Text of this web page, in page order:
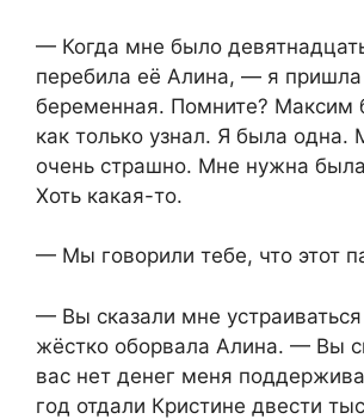
— Когда мне было
перебила её Алина, — я
беременная. Помните? Максим
как только узнал. Я была одна.
очень страшно. Мне нужна
Хоть какая-то.
— Мы говорили тебе, что этот
— Вы сказали мне
жёстко оборвала Алина. — Вы
вас нет денег меня
год отдали Кристине двести